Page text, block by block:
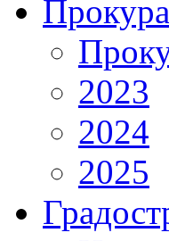
2023
2024
2025